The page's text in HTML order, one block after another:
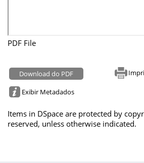
PDF File
Download do PDF
Exibir Metadados
Items in DSpace are protected by
reserved, unless otherwise indicated.